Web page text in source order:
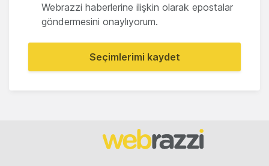
Webrazzi haberlerine ilişkin olarak epostalar
göndermesini onaylıyorum.
Seçimlerimi kaydet